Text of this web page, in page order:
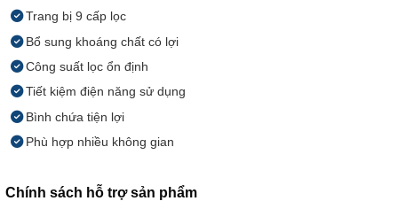
Trang bị 9 cấp lọc
Bổ sung khoáng chất có lợi
Công suất lọc ổn định
Tiết kiệm điện năng sử dụng
Bình chứa tiện lợi
Phù hợp nhiều không gian
Chính sách hỗ trợ sản phẩm